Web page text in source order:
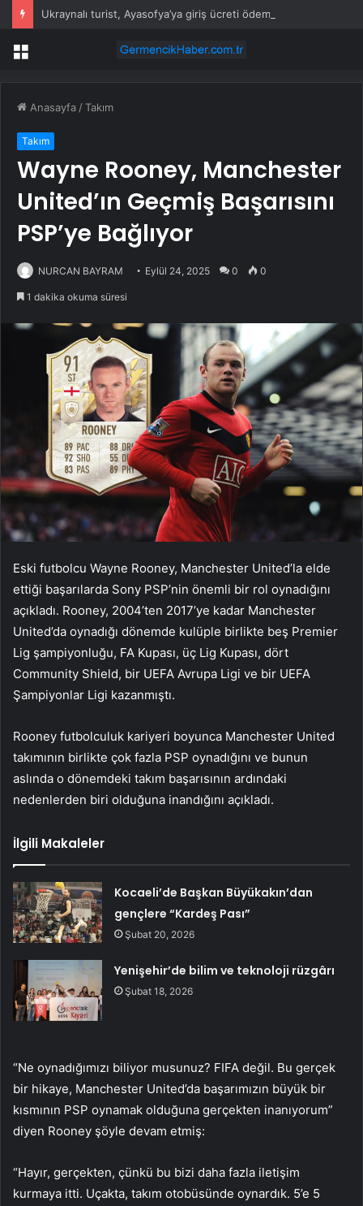
Menü
Anasayfa /Takım
Takım
Wayne Rooney, Manchester
United’ın Geçmiş Başarısını
PSP’ye Bağlıyor
NURCAN BAYRAM Eylül 24, 2025 0 0
1 dakika okuma süresi
Eski futbolcu Wayne Rooney, Manchester United’la elde
ettiği başarılarda Sony PSP’nin önemli bir rol oynadığını
açıkladı. Rooney, 2004’ten 2017’ye kadar Manchester
United’da oynadığı dönemde kulüple birlikte beş Premier
Lig şampiyonluğu, FA Kupası, üç Lig Kupası, dört
Community Shield, bir UEFA Avrupa Ligi ve bir UEFA
Şampiyonlar Ligi kazanmıştı.
Rooney futbolculuk kariyeri boyunca Manchester United
takımının birlikte çok fazla PSP oynadığını ve bunun
aslında o dönemdeki takım başarısının ardındaki
nedenlerden biri olduğuna inandığını açıkladı.
İlgili Makaleler
Kocaeli’de Başkan Büyükakın’dan
gençlere “Kardeş Pası”
Şubat 20, 2026
Yenişehir’de bilim ve teknoloji rüzgârı
Şubat 18, 2026
“Ne oynadığımızı biliyor musunuz? FIFA değil. Bu gerçek
bir hikaye, Manchester United’da başarımızın büyük bir
kısmının PSP oynamak olduğuna gerçekten inanıyorum”
diyen Rooney şöyle devam etmiş:
“Hayır, gerçekten, çünkü bu bizi daha fazla iletişim
kurmaya itti. Uçakta, takım otobüsünde oynardık. 5’e 5